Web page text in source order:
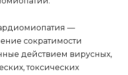
—
сократимости
действием вирусных,
токсических